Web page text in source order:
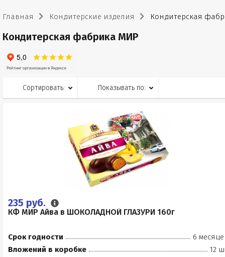
Главная Кондитерские изделия Кондитерская
Кондитерская фабрика МИР
Сортировать: Показывать по:
235 руб.
КФ МИР Айва в ШОКОЛАДНОЙ ГЛАЗУРИ 160г
Срок годности
6
Вложений в коробке
12